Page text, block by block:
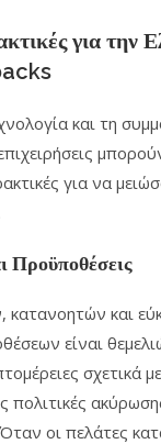
για την
και τη
για να
Προϋποθέσεις
και
είναι
σχετικά
πολιτικές
οι πελάτες